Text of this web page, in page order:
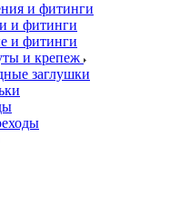
и фитинги
и фитинги
и фитинги
и крепеж
заглушки